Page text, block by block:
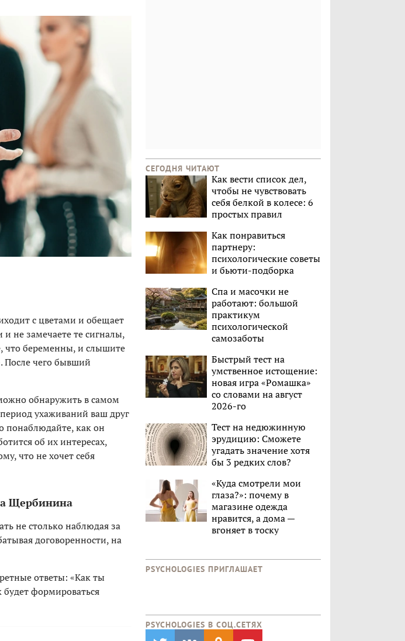
с цветами и обещает
не замечаете те сигналы,
что беременны, и слышите
После чего бывший
обнаружить в самом
ухаживаний ваш друг
понаблюдайте, как он
об их интересах,
что не хочет себя
Щербинина
не столько наблюдая за
договоренности, на
ответы: «Как ты
формироваться
СЕГОДНЯ ЧИТАЮТ
Как вести список дел,
чтобы не чувствовать
себя белкой в колесе: 6
простых правил
Как понравиться
партнеру:
психологические советы
и бьюти-подборка
Спа и масочки не
работают: большой
практикум
психологической
самозаботы
Быстрый тест на
умственное истощение:
новая игра «Ромашка»
со словами на август
2026-го
Тест на недюжинную
эрудицию: Сможете
угадать значение хотя
бы 3 редких слов?
«Куда смотрели мои
глаза?»: почему в
магазине одежда
нравится, а дома —
вгоняет в тоску
PSYCHOLOGIES ПРИГЛАШАЕТ
PSYCHOLOGIES В CОЦ.СЕТЯХ